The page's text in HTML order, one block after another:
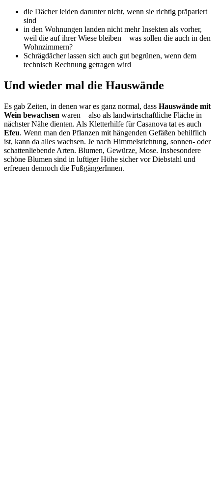
die Dächer leiden darunter nicht, wenn sie richtig präpariert
sind
in den Wohnungen landen nicht mehr Insekten als vorher,
weil die auf ihrer Wiese bleiben – was sollen die auch in den
Wohnzimmern?
Schrägdächer lassen sich auch gut begrünen, wenn dem
technisch Rechnung getragen wird
Und wieder mal die Hauswände
Es gab Zeiten, in denen war es ganz normal, dass Hauswände mit
Wein bewachsen waren – also als landwirtschaftliche Fläche in
nächster Nähe dienten. Als Kletterhilfe für Casanova tat es auch
Efeu. Wenn man den Pflanzen mit hängenden Gefäßen behilflich
ist, kann da alles wachsen. Je nach Himmelsrichtung, sonnen- oder
schattenliebende Arten. Blumen, Gewürze, Mose. Insbesondere
schöne Blumen sind in luftiger Höhe sicher vor Diebstahl und
erfreuen dennoch die FußgängerInnen.